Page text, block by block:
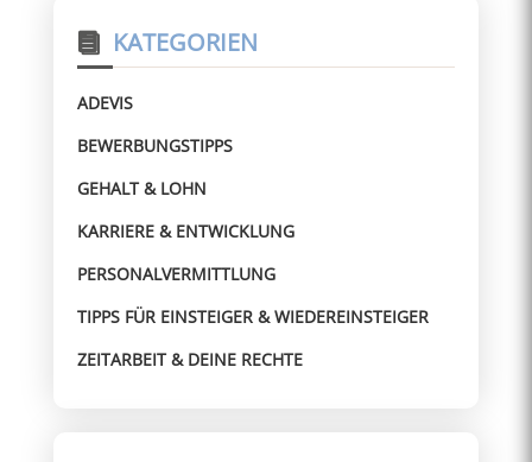
KATEGORIEN
ADEVIS
BEWERBUNGSTIPPS
GEHALT & LOHN
KARRIERE & ENTWICKLUNG
PERSONALVERMITTLUNG
TIPPS FÜR EINSTEIGER & WIEDEREINSTEIGER
ZEITARBEIT & DEINE RECHTE